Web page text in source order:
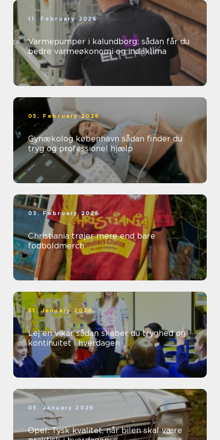
11. February 2026
Varmepumper i kalundborg: sådan får du
bedre varmeøkonomi og indeklima
05. February 2026
Gynækolog københavn sådan finder du
tryg og professionel hjælp
03. February 2026
Christiania trøjer mere end bare
fodboldmerch
31. January 2026
Lej en vikar sådan skaber du tryghed og
kontinuitet i hverdagen
05. January 2026
Opel: Tysk kvalitet, når bilen skal være